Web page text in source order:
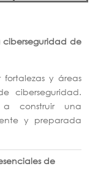
ciberseguridad de
y áreas
ciberseguridad.
construir una
y preparada
de